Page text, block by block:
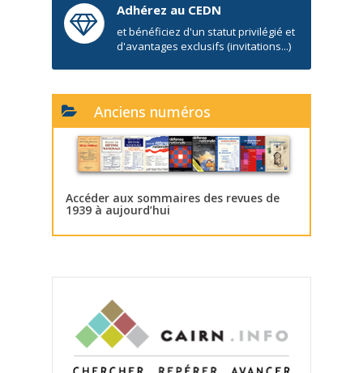
Adhérez au CEDN
et bénéficiez d'un statut privilégié et
d'avantages exclusifs (invitations...)
Anciens numéros
Accéder aux sommaires des revues de
1939 à aujourd’hui